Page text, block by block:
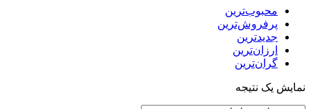
محبوب‌ترین
پرفروش‌ترین
جدیدترین
ارزان‌ترین
گران‌ترین
نمایش یک نتیجه